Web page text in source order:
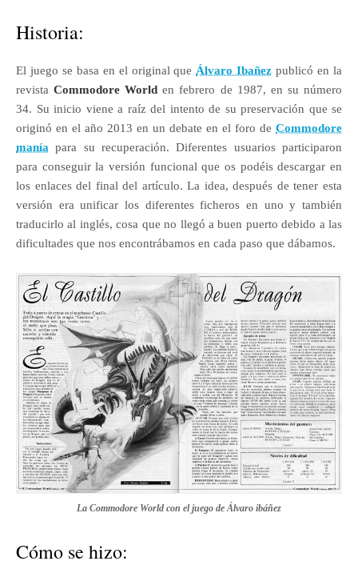
Historia:
El juego se basa en el original que Álvaro Ibañez publicó en la
revistaCommodore World en febrero de 1987, en su número
34. Su inicio viene a raíz del intento de su preservación que se
originó en el año 2013 en un debate en el foro de Commodore
manía para su recuperación. Diferentes usuarios participaron
para conseguir la versión funcional que os podéis descargar en
los enlaces del final del artículo. La idea, después de tener esta
versión era unificar los diferentes ficheros en uno y también
traducirlo al inglés, cosa que no llegó a buen puerto debido a las
dificultades que nos encontrábamos en cada paso que dábamos.
La Commodore World con el juego de Álvaro ibáñez
Cómo se hizo: